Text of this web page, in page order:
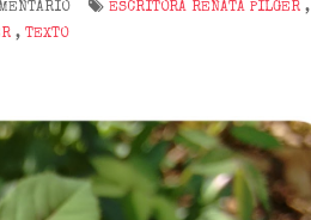
ESCRITORA RENATA PILGER,
, TEXTO